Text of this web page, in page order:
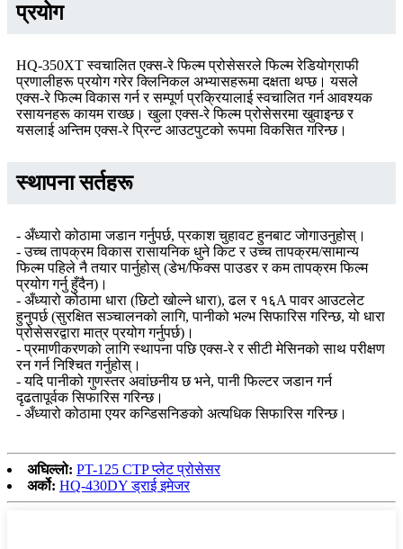
प्रयोग
HQ-350XT स्वचालित एक्स-रे फिल्म प्रोसेसरले फिल्म रेडियोग्राफी
प्रणालीहरू प्रयोग गरेर क्लिनिकल अभ्यासहरूमा दक्षता थप्छ। यसले
एक्स-रे फिल्म विकास गर्न र सम्पूर्ण प्रक्रियालाई स्वचालित गर्न आवश्यक
रसायनहरू कायम राख्छ। खुला एक्स-रे फिल्म प्रोसेसरमा खुवाइन्छ र
यसलाई अन्तिम एक्स-रे प्रिन्ट आउटपुटको रूपमा विकसित गरिन्छ।
स्थापना सर्तहरू
- अँध्यारो कोठामा जडान गर्नुपर्छ, प्रकाश चुहावट हुनबाट जोगाउनुहोस्।
- उच्च तापक्रम विकास रासायनिक धुने किट र उच्च तापक्रम/सामान्य
फिल्म पहिले नै तयार पार्नुहोस् (डेभ/फिक्स पाउडर र कम तापक्रम फिल्म
प्रयोग गर्नु हुँदैन)।
- अँध्यारो कोठामा धारा (छिटो खोल्ने धारा), ढल र १६A पावर आउटलेट
हुनुपर्छ (सुरक्षित सञ्चालनको लागि, पानीको भल्भ सिफारिस गरिन्छ, यो धारा
प्रोसेसरद्वारा मात्र प्रयोग गर्नुपर्छ)।
- प्रमाणीकरणको लागि स्थापना पछि एक्स-रे र सीटी मेसिनको साथ परीक्षण
रन गर्न निश्चित गर्नुहोस्।
- यदि पानीको गुणस्तर अवांछनीय छ भने, पानी फिल्टर जडान गर्न
दृढतापूर्वक सिफारिस गरिन्छ।
- अँध्यारो कोठामा एयर कन्डिसनिङको अत्यधिक सिफारिस गरिन्छ।
अघिल्लो: PT-125 CTP प्लेट प्रोसेसर
अर्को: HQ-430DY ड्राई इमेजर